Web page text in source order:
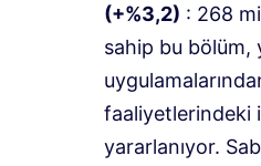
(+%3,2) : 268
sahip bu bölüm,
faaliyetlerindeki
yararlanıyor.